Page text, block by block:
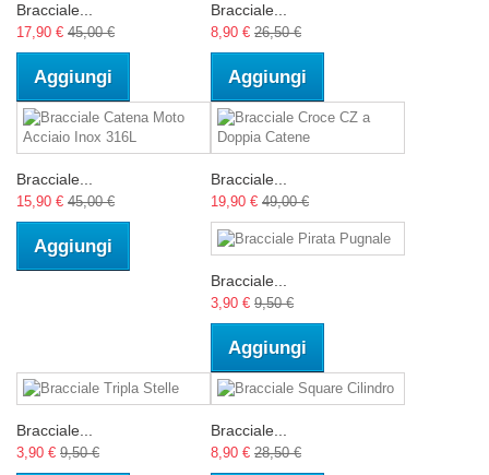
Bracciale...
17,90 € 45,00 €
Aggiungi
Bracciale...
8,90 € 26,50 €
Aggiungi
Bracciale...
15,90 € 45,00 €
Aggiungi
Bracciale...
19,90 € 49,00 €
Bracciale...
3,90 € 9,50 €
Aggiungi
Bracciale...
3,90 € 9,50 €
Bracciale...
8,90 € 28,50 €